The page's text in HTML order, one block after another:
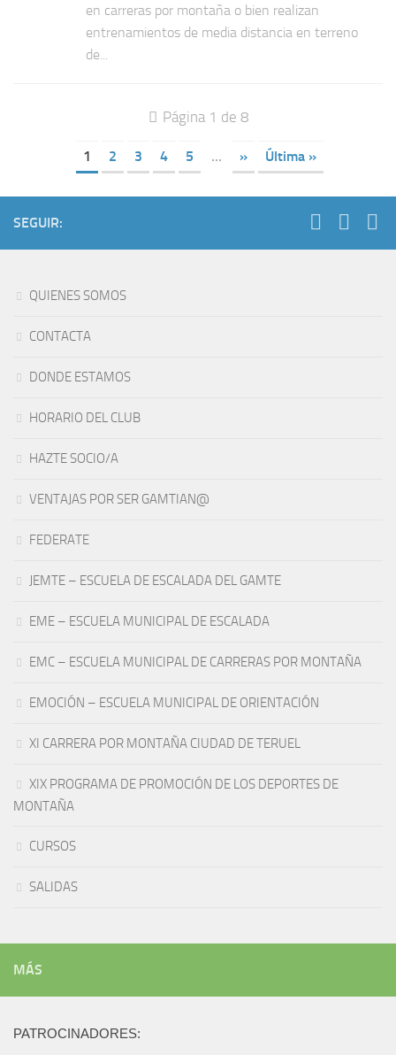
en carreras por montaña o bien realizan
entrenamientos de media distancia en terreno
de...
Página 1 de 8
1 2 3 4 5 ... » Última »
SEGUIR:
QUIENES SOMOS
CONTACTA
DONDE ESTAMOS
HORARIO DEL CLUB
HAZTE SOCIO/A
VENTAJAS POR SER GAMTIAN@
FEDERATE
JEMTE – ESCUELA DE ESCALADA DEL GAMTE
EME – ESCUELA MUNICIPAL DE ESCALADA
EMC – ESCUELA MUNICIPAL DE CARRERAS POR MONTAÑA
EMOCIÓN – ESCUELA MUNICIPAL DE ORIENTACIÓN
XI CARRERA POR MONTAÑA CIUDAD DE TERUEL
XIX PROGRAMA DE PROMOCIÓN DE LOS DEPORTES DE
MONTAÑA
CURSOS
SALIDAS
MÁS
PATROCINADORES: